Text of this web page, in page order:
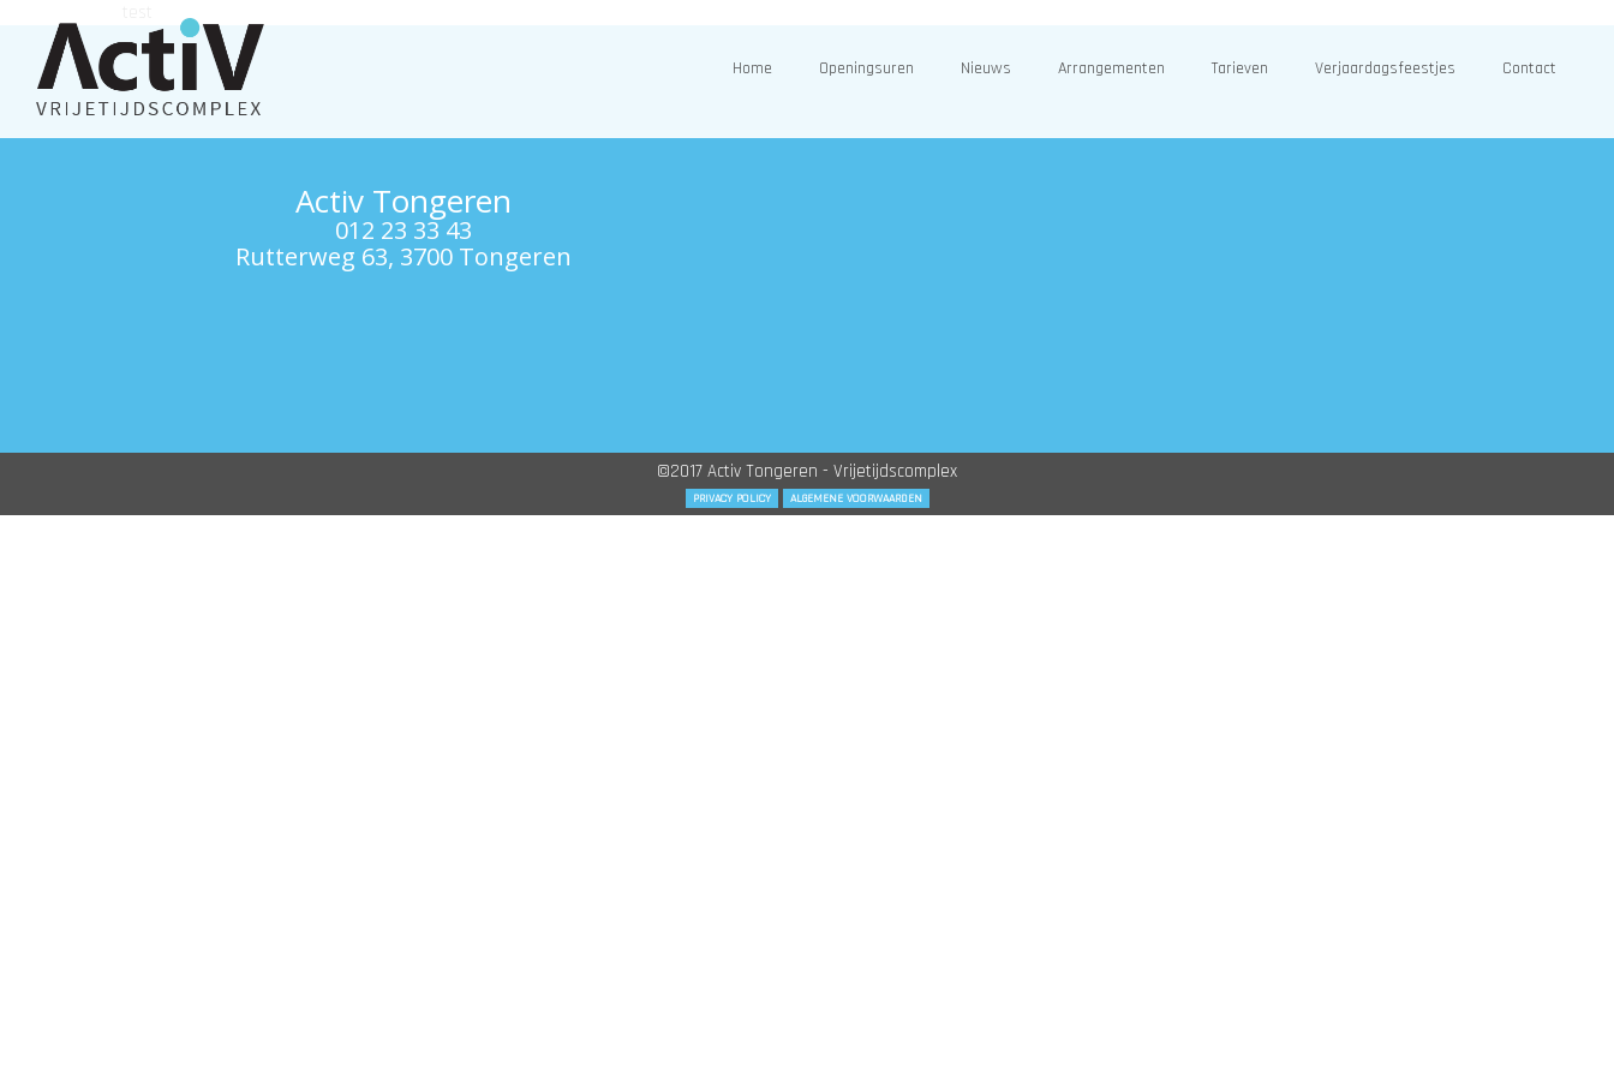
Home Openingsuren Nieuws Arrangementen Tarieven Verjaardagsfeestjes Contact
Activ Tongeren
012 23 33 43
Rutterweg 63, 3700 Tongeren
©2017 Activ Tongeren - Vrijetijdscomplex
PRIVACY POLICY ALGEMENE VOORWAARDEN